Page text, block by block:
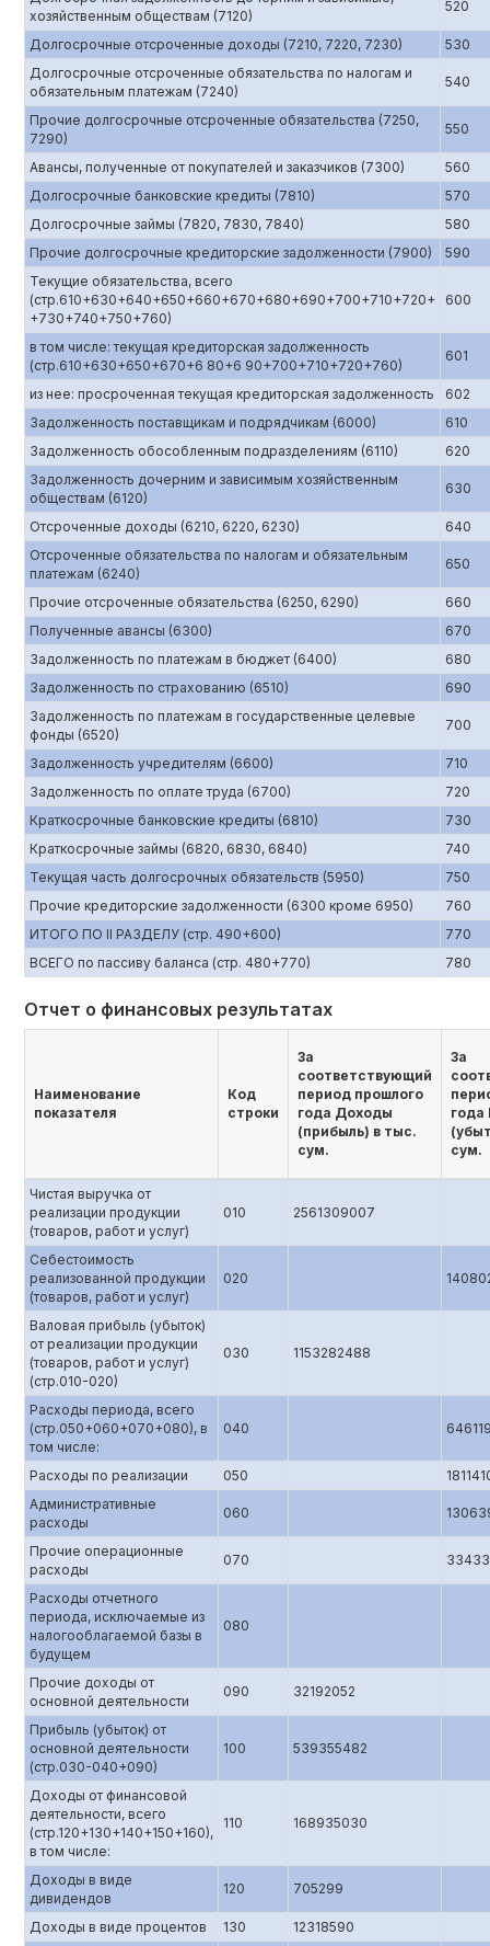
хозяйственным обществам (7120)
520
Долгосрочные отсроченные доходы (7210, 7220, 7230)
530
Долгосрочные отсроченные обязательства по налогам и
обязательным платежам (7240)
540
Прочие долгосрочные отсроченные обязательства (7250,
7290)
550
Авансы, полученные от покупателей и заказчиков (7300)
560
Долгосрочные банковские кредиты (7810)
570
Долгосрочные займы (7820, 7830, 7840)
580
Прочие долгосрочные кредиторские задолженности (7900)
590
Текущие обязательства, всего
(стр.610+630+640+650+660+670+680+690+700+710+720+
+730+740+750+760)
600
в том числе: текущая кредиторская задолженность
(стр.610+630+650+670+6 80+6 90+700+710+720+760)
601
из нее: просроченная текущая кредиторская задолженность
602
Задолженность поставщикам и подрядчикам (6000)
610
Задолженность обособленным подразделениям (6110)
620
Задолженность дочерним и зависимым хозяйственным
обществам (6120)
630
Отсроченные доходы (6210, 6220, 6230)
640
Отсроченные обязательства по налогам и обязательным
платежам (6240)
650
Прочие отсроченные обязательства (6250, 6290)
660
Полученные авансы (6300)
670
Задолженность по платежам в бюджет (6400)
680
Задолженность по страхованию (6510)
690
Задолженность по платежам в государственные целевые
фонды (6520)
700
Задолженность учредителям (6600)
710
Задолженность по оплате труда (6700)
720
Краткосрочные банковские кредиты (6810)
730
Краткосрочные займы (6820, 6830, 6840)
740
Текущая часть долгосрочных обязательств (5950)
750
Прочие кредиторские задолженности (6300 кроме 6950)
760
ИТОГО ПО II РАЗДЕЛУ (стр. 490+600)
770
ВСЕГО по пассиву баланса (стр. 480+770)
780
Отчет о финансовых результатах
Наименование
показателя
Код
строки
За
соответствующий
период прошлого
года Доходы
(прибыль) в тыс.
сум.
За
года
сум.
Чистая выручка от
реализации продукции
(товаров, работ и услуг)
010 2561309007
Себестоимость
реализованной продукции
(товаров, работ и услуг)
020
Валовая прибыль (убыток)
от реализации продукции
(товаров, работ и услуг)
(стр.010-020)
030 1153282488
Расходы периода, всего
(стр.050+060+070+080), в
том числе:
040
Расходы по реализации 050
Административные
расходы
060
Прочие операционные
расходы
070
Расходы отчетного
периода, исключаемые из
налогооблагаемой базы в
будущем
080
Прочие доходы от
основной деятельности
090 32192052
Прибыль (убыток) от
основной деятельности
(стр.0З0-040+090)
100 539355482
Доходы от финансовой
деятельности, всего
(стр.120+130+140+150+160),
в том числе:
110 168935030
Доходы в виде
дивидендов
120 705299
Доходы в виде процентов 130
12318590